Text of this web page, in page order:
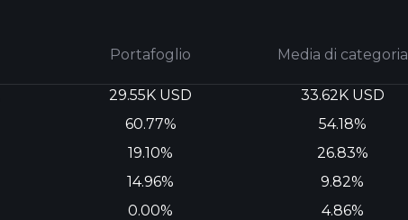
Portafoglio Media di categoria
29.55K USD 33.62K USD
60.77% 54.18%
19.10% 26.83%
14.96% 9.82%
0.00% 4.86%